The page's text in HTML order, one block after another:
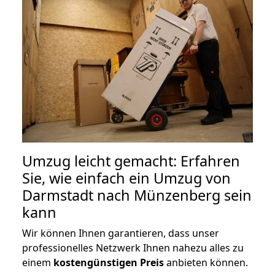
Umzug leicht gemacht: Erfahren
Sie, wie einfach ein Umzug von
Darmstadt nach Münzenberg sein
kann
Wir können Ihnen garantieren, dass unser
professionelles Netzwerk Ihnen nahezu alles zu
einem kostengünstigen Preisanbieten können.